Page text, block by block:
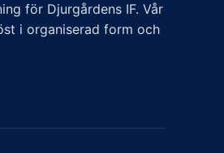
för Djurgårdens IF. Vår
i organiserad form och